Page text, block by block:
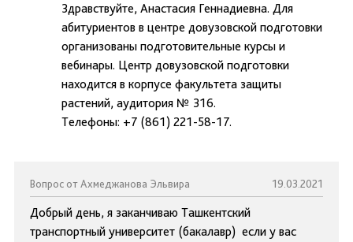
Здравствуйте, Анастасия Геннадиевна. Для
абитуриентов в центре довузовской подготовки
организованы подготовительные курсы и
вебинары. Центр довузовской подготовки
находится в корпусе факультета защиты
растений, аудитория № 316.
Телефоны: +7 (861) 221-58-17.
Вопрос от Ахмеджанова Эльвира 19.03.2021
Добрый день, я заканчиваю Ташкентский
транспортный университет (бакалавр) если у вас